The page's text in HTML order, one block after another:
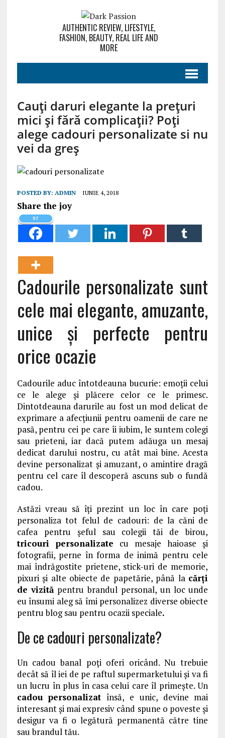
AUTHENTIC REVIEW, LIFESTYLE,
FASHION, BEAUTY, REAL LIFE AND
MORE
Cauți daruri elegante la prețuri
mici și fără complicații? Poți
alege cadouri personalizate si nu
vei da greş
POSTED BY: ADMIN IUNIE 4, 2018
Share the joy
97
Cadourile personalizate sunt
cele mai elegante, amuzante,
unice și perfecte pentru
orice ocazie
Cadourile aduc întotdeauna bucurie: emoții celui
ce le alege și plăcere celor ce le primesc.
Dintotdeauna darurile au fost un mod delicat de
exprimare a afecțiunii pentru oamenii de care ne
pasă, pentru cei pe care îi iubim, le suntem colegi
sau prieteni, iar dacă putem adăuga un mesaj
dedicat darului nostru, cu atât mai bine. Acesta
devine personalizat și amuzant, o amintire dragă
pentru cel care îl descoperă ascuns sub o fundă
cadou.
Astăzi vreau să îți prezint un loc în care poți
personaliza tot felul de cadouri: de la căni de
cafea pentru șeful sau colegii tăi de birou,
tricouri personalizate cu mesaje haioase și
fotografii, perne în forma de inimă pentru cele
mai îndrăgostite prietene, stick-uri de memorie,
pixuri și alte obiecte de papetărie, până la cărți
de vizităpentru brandul personal, un loc unde
eu însumi aleg să îmi personalizez diverse obiecte
pentru blog sau pentru ocazii speciale.
De ce cadouri personalizate?
Un cadou banal poți oferi oricând. Nu trebuie
decât să îl iei de pe raftul supermarketului și va fi
un lucru în plus în casa celui care îl primește. Un
cadou personalizat însă, e unic, devine mai
interesant și mai expresiv când spune o poveste și
desigur va fi o legătură permanentă către tine
sau brandul tău.